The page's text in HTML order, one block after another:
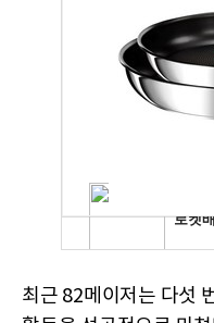
최근 82메이저는 다섯